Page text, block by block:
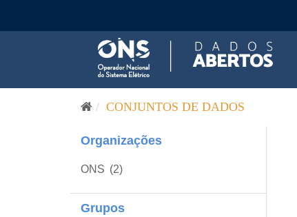
CONJUNTOS DE DADOS
Organizações
ONS (2)
Grupos